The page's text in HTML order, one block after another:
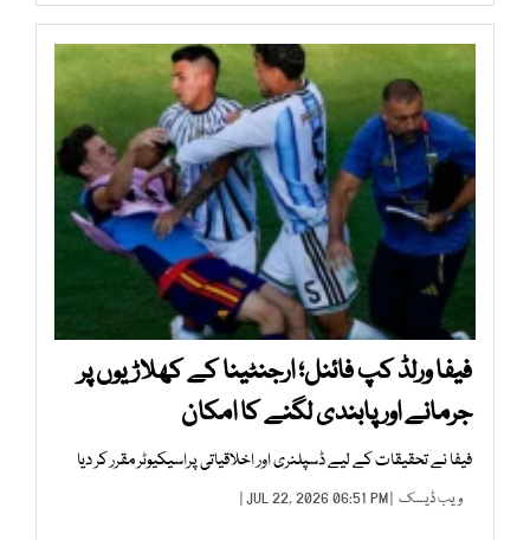
فیفا ورلڈ کپ فائنل؛ ارجنٹینا کے کھلاڑیوں پر
جرمانے اور پابندی لگنے کا امکان
فیفا نے تحقیقات کے لیے ڈسپلنری اور اخلاقیاتی پراسیکیوٹر مقرر کر دیا
ویب ڈیسک | JUL 22, 2026 06:51 PM |